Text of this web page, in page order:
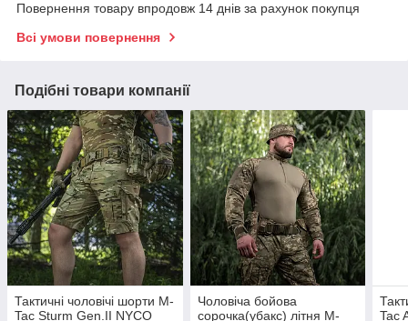
Повернення товару впродовж 14 днів за рахунок покупця
Всі умови повернення
Подібні товари компанії
Тактичні чоловічі шорти M-
Tac Sturm Gen.II NYCO
Чоловіча бойова
сорочка(убакс) літня M-
Tac